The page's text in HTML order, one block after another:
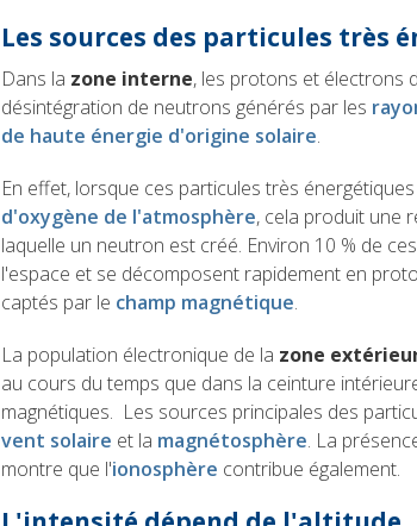
Les sources des particules très
Dans la zone interne, les protons et électrons
désintégration de neutrons générés par les
de haute énergie d'origine solaire.
En effet, lorsque ces particules très
d'oxygène de l'atmosphère, cela produit une
laquelle un neutron est créé. Environ 10 % de
l'espace et se décomposent rapidement en
captés par le champ magnétique.
La population électronique de la zone
au cours du temps que dans la ceinture
magnétiques. Les sources principales des
vent solaire et la magnétosphère. La
montre que l'ionosphère contribue également.